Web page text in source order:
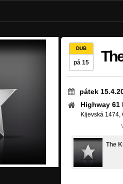
DUB
pá 15
pátek
Highway 61
Kijevská 1474,
The